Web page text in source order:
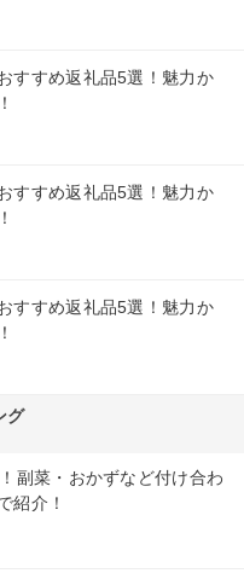
すすめ返礼品5選！魅力か
すすめ返礼品5選！魅力か
すすめ返礼品5選！魅力か
グ
副菜・おかずなど付け合わ
紹介！